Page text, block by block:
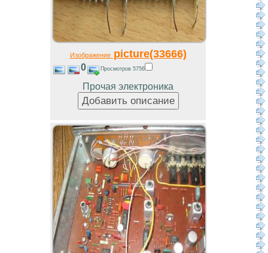
Изображениеpicture(33666)
0 Просмотров 5756
Прочая электроника